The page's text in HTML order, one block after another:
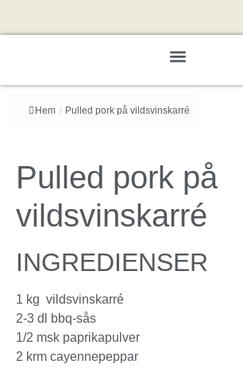
Hem / Pulled pork på vildsvinskarré
Pulled pork på
vildsvinskarré
INGREDIENSER
1 kg vildsvinskarré
2-3 dl bbq-sås
1/2 msk paprikapulver
2 krm cayennepeppar